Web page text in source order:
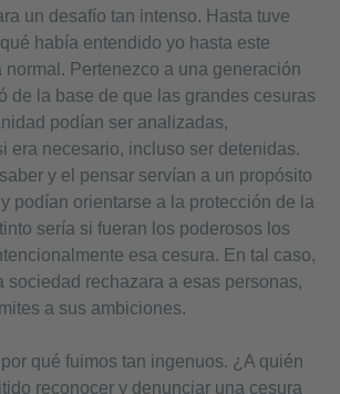
un desafío tan intenso. Hasta tuve
había entendido yo hasta este
normal. Pertenezco a una generación
de la base de que las grandes cesuras
podían ser analizadas,
era necesario, incluso ser detenidas.
y el pensar servían a un propósito
podían orientarse a la protección de la
sería si fueran los poderosos los
esa cesura. En tal caso,
sociedad rechazara a esas personas,
a sus ambiciones.
qué fuimos tan ingenuos. ¿A quién
reconocer y denunciar una cesura